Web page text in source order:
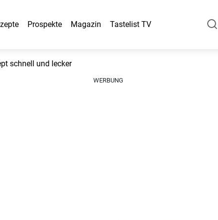
Prospekte Magazin Tastelist TV
schnell und lecker
WERBUNG